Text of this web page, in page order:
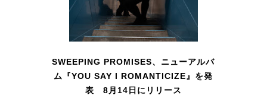
SWEEPING PROMISES、ニューアルバ
ム『YOU SAY I ROMANTICIZE』を発
表 8月14日にリリース